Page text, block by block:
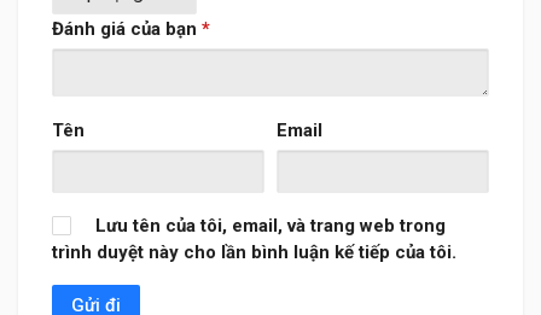
Đánh giá của bạn *
Tên Email
Lưu tên của tôi, email, và trang web trong
trình duyệt này cho lần bình luận kế tiếp của tôi.